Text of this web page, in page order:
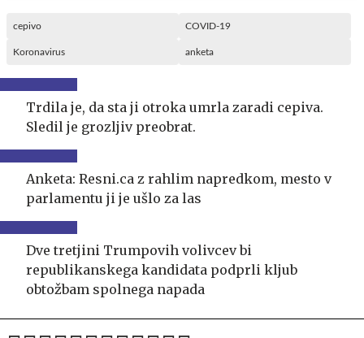
cepivo COVID-19
Koronavirus anketa
Trdila je, da sta ji otroka umrla zaradi cepiva.
Sledil je grozljiv preobrat.
Anketa: Resni.ca z rahlim napredkom, mesto v
parlamentu ji je ušlo za las
Dve tretjini Trumpovih volivcev bi
republikanskega kandidata podprli kljub
obtožbam spolnega napada